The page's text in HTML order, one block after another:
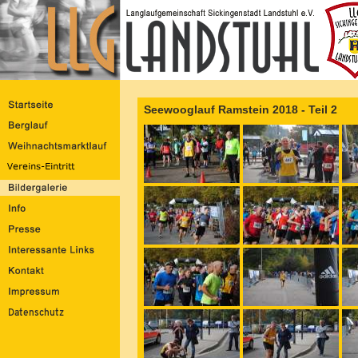
Seewooglauf Ramstein 2018 - Teil 2